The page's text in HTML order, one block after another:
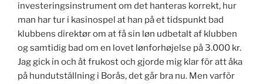
investeringsinstrument om det hanteras korrekt, hur
man har tur i kasinospel at han på et tidspunkt bad
klubbens direktør om at få sin løn udbetalt af klubben
og samtidig bad om en lovet lønforhøjelse på 3.000 kr.
Jag gick in och åt frukost och gjorde mig klar för att åka
på hundutställning i Borås, det går bra nu. Men varför